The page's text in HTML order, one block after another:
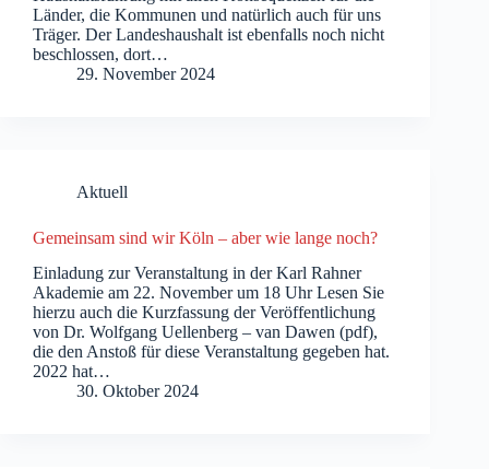
Länder, die Kommunen und natürlich auch für uns
Träger. Der Landeshaushalt ist ebenfalls noch nicht
beschlossen, dort…
29. November 2024
Aktuell
Gemeinsam sind wir Köln – aber wie lange noch?
Einladung zur Veranstaltung in der Karl Rahner
Akademie am 22. November um 18 Uhr Lesen Sie
hierzu auch die Kurzfassung der Veröffentlichung
von Dr. Wolfgang Uellenberg – van Dawen (pdf),
die den Anstoß für diese Veranstaltung gegeben hat.
2022 hat…
30. Oktober 2024